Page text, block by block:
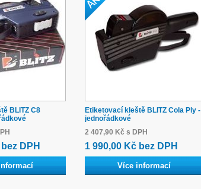
BLITZ C8
DPH
Etiketovací kleště BLITZ Cola Ply -
jednořádkové
2 407,90 Kč s DPH
1 990,00 Kč bez DPH
Více informací